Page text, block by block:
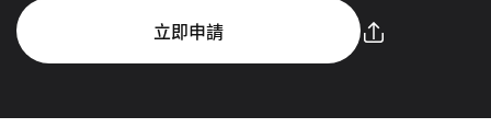
立即申請